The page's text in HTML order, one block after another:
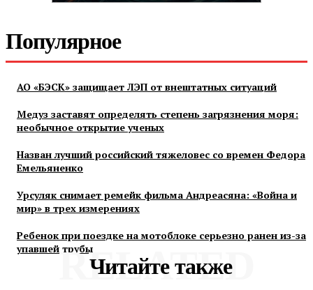
Популярное
АО «БЭСК» защищает ЛЭП от внештатных ситуаций
Медуз заставят определять степень загрязнения моря:
необычное открытие ученых
Назван лучший российский тяжеловес со времен Федора
Емельяненко
Урсуляк снимает ремейк фильма Андреасяна: «Война и
мир» в трех измерениях
Ребенок при поездке на мотоблоке серьезно ранен из-за
упавшей трубы
Читайте также
RELATED